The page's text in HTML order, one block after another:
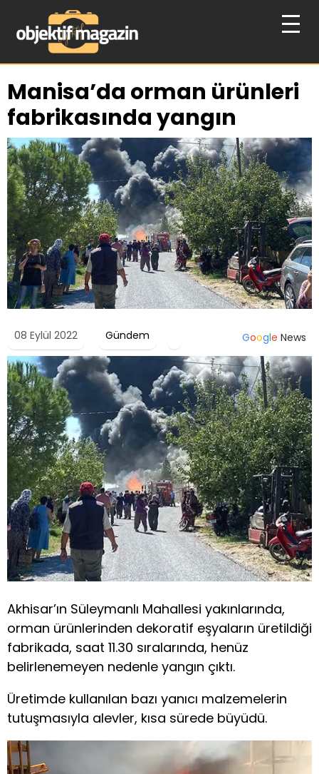
Manisa’da orman ürünleri
fabrikasında yangın
08 Eylül 2022 Gündem Google News
Akhisar’ın Süleymanlı Mahallesi yakınlarında,
orman ürünlerinden dekoratif eşyaların üretildiği
fabrikada, saat 11.30 sıralarında, henüz
belirlenemeyen nedenle yangın çıktı.
Üretimde kullanılan bazı yanıcı malzemelerin
tutuşmasıyla alevler, kısa sürede büyüdü.